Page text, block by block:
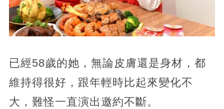
已經58歲的她，無論皮膚還是身材，都
維持得很好，跟年輕時比起來變化不
大，難怪一直演出邀約不斷。